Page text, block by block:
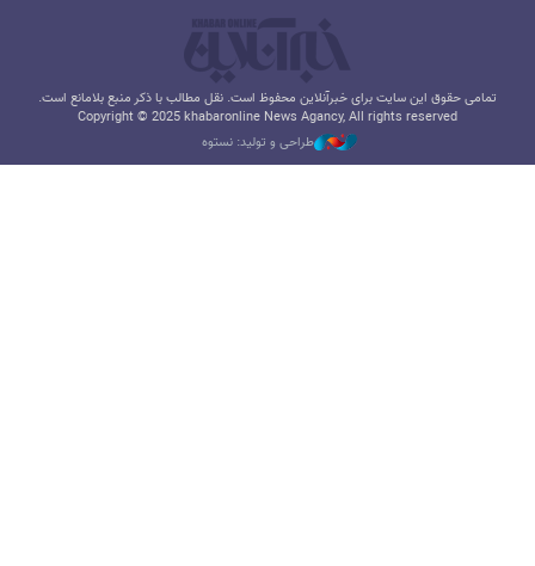
تمامی حقوق این سایت برای خبرآنلاین محفوظ است. نقل مطالب با ذکر منبع بلامانع است.
Copyright © 2025 khabaronline News Agancy, All rights reserved
طراحی و تولید: نستوه